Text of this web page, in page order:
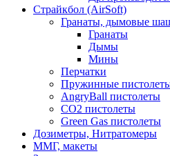
Страйкбол (AirSoft)
Гранаты, дымовые
Гранаты
Дымы
Мины
Перчатки
Пружинные
AngryBall пистолеты
CO2 пистолеты
Green Gas пистолеты
Дозиметры, Нитратомеры
ММГ, макеты